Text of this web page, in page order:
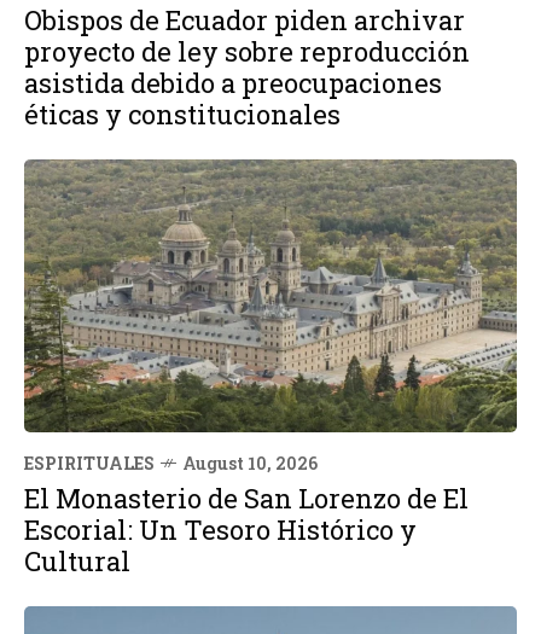
Obispos de Ecuador piden archivar
proyecto de ley sobre reproducción
asistida debido a preocupaciones
éticas y constitucionales
ESPIRITUALES August 10, 2026
El Monasterio de San Lorenzo de El
Escorial: Un Tesoro Histórico y
Cultural